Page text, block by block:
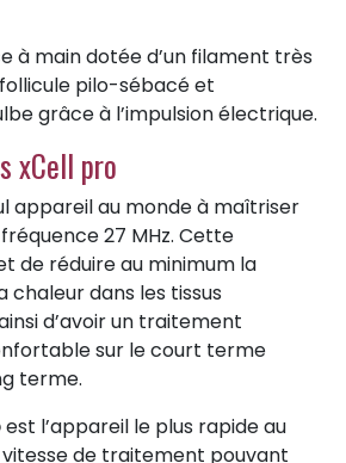
à main dotée d’un filament très
pilo-sébacé et
grâce à l’impulsion électrique.
xCell pro
appareil au monde à maîtriser
27 MHz. Cette
de réduire au minimum la
chaleur dans les tissus
d’avoir un traitement
sur le court terme
terme.
est l’appareil le plus rapide au
de traitement pouvant